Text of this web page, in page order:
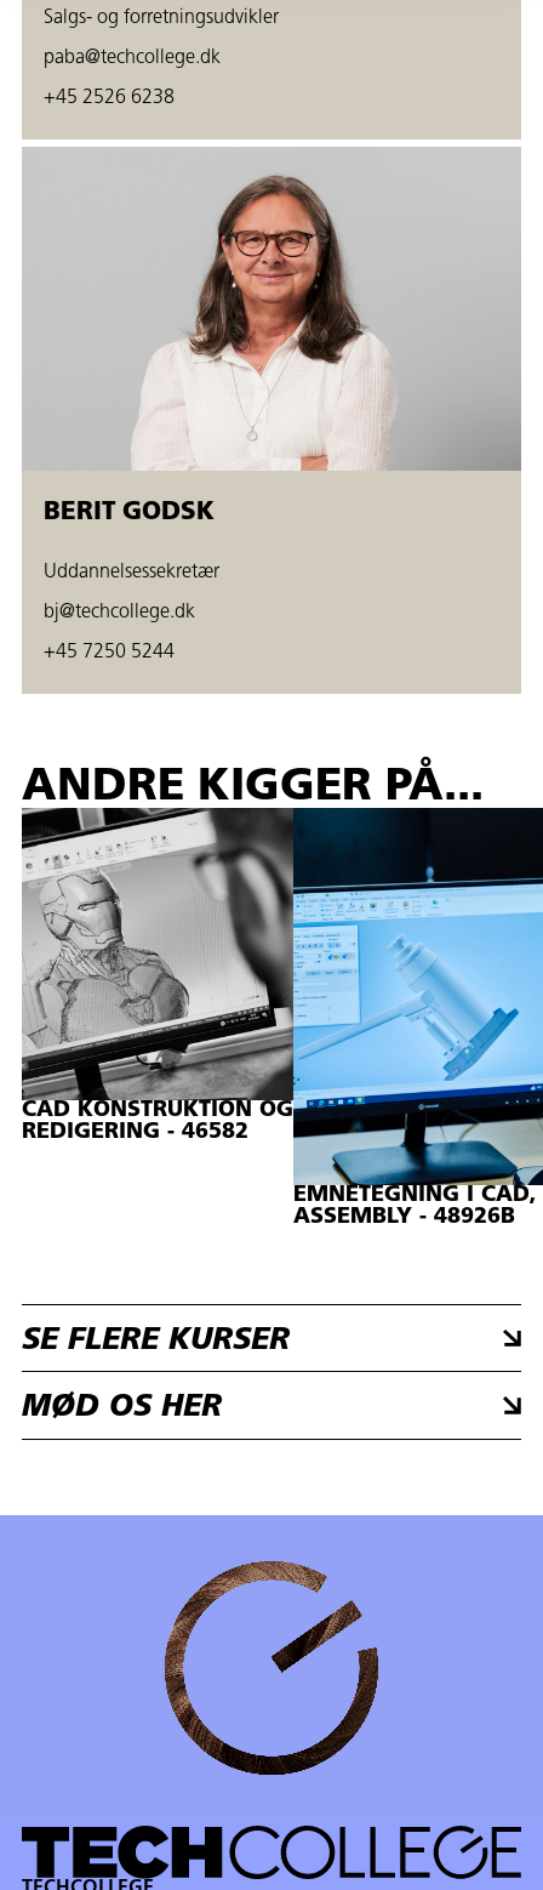
Salgs- og forretningsudvikler
paba@techcollege.dk
+45 2526 6238
BERIT GODSK
Uddannelsessekretær
bj@techcollege.dk
+45 7250 5244
ANDRE KIGGER PÅ...
CAD KONSTRUKTION OG
REDIGERING - 46582
EMNETEGNING I CAD,
ASSEMBLY - 48926B
SE FLERE KURSER
MØD OS HER